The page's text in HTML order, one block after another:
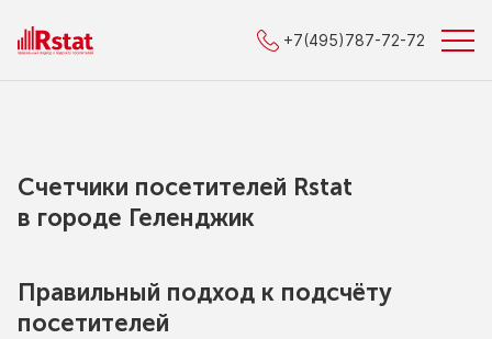
+7(495)787-72-72
Счетчики посетителей Rstat
в городe Геленджик
Правильный подход к подсчёту
посетителей